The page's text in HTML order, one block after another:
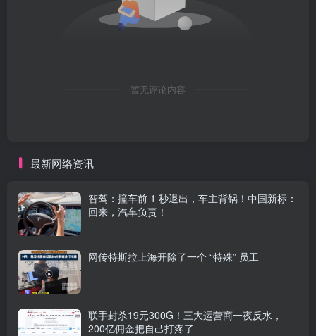
暂无评论内容
最新网络资讯
智驾：撞车前 1 秒退出，车主背锅！中国新标：
回来，汽车负责！
网传特斯拉上海开除了一个 “特殊” 员工
联手封杀19元300G！三大运营商一夜反水，
200亿佣金把自己打疼了